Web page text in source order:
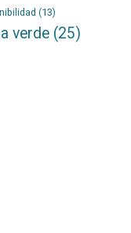
(13)
verde(25)